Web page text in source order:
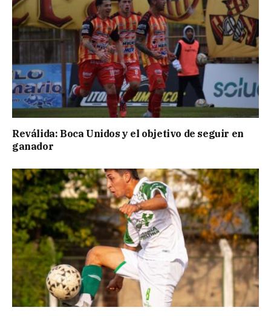
Reválida: Boca Unidos y el objetivo de seguir en
ganador